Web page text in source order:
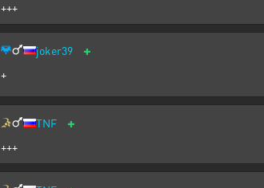
+++
joker39 +
+
TNF +
+++